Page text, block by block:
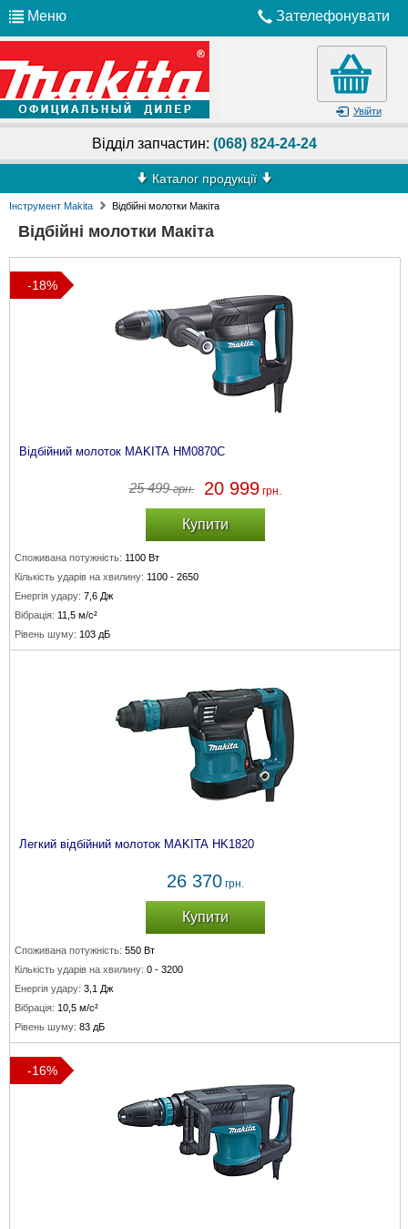
Меню Зателефонувати
Увійти
Відділ запчастин: (068) 824-24-24
Каталог продукції
Інструмент Makita Відбійні молотки Макіта
Відбійні молотки Макіта
-18%
Відбійний молоток MAKITA HM0870C
25 499грн. 20 999грн.
Купити
Споживана потужність: 1100 Вт
Кількість ударів на хвилину: 1100 - 2650
Енергія удару: 7,6 Дж
Вібрація: 11,5 м/с²
Рівень шуму: 103 дБ
Легкий відбійний молоток MAKITA HK1820
26 370грн.
Купити
Споживана потужність: 550 Вт
Кількість ударів на хвилину: 0 - 3200
Енергія удару: 3,1 Дж
Вібрація: 10,5 м/с²
Рівень шуму: 83 дБ
-16%